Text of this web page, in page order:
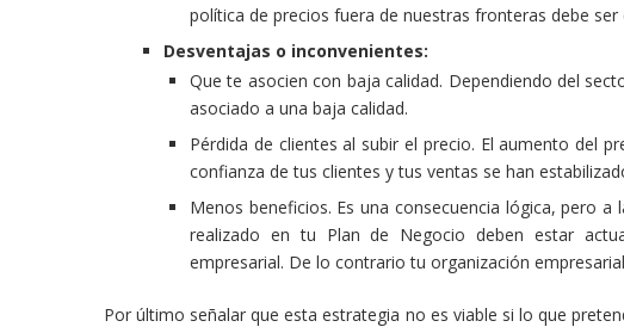
política de precios fuera de nuestras fronteras debe
Desventajas o inconvenientes:
Que te asocien con baja calidad. Dependiendo del
asociado a una baja calidad.
Pérdida de clientes al subir el precio. El aumento del
confianza de tus clientes y tus ventas se han
Menos beneficios. Es una consecuencia lógica, pero
realizado en tu Plan de Negocio deben estar
empresarial. De lo contrario tu organización
Por último señalar que esta estrategia no es viable si lo que